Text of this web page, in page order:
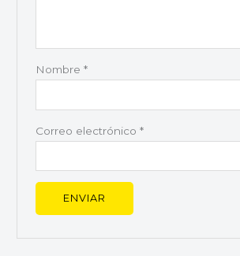
Nombre *
Correo electrónico *